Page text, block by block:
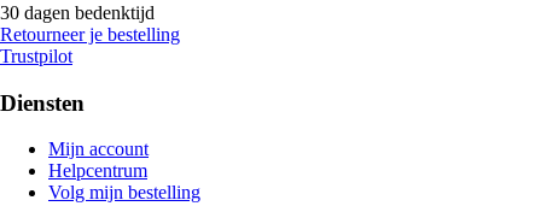
30 dagen bedenktijd
Retourneer je bestelling
Trustpilot
Diensten
Mijn account
Helpcentrum
Volg mijn bestelling